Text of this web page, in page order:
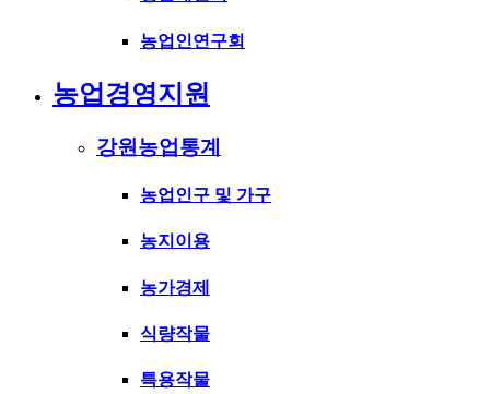
농업인연구회
농업경영지원
강원농업통계
농업인구 및 가구
농지이용
농가경제
식량작물
특용작물